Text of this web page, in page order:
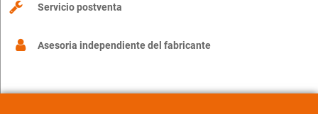
Servicio postventa
Asesoria independiente del fabricante